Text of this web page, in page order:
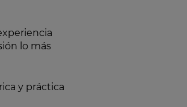
lo más
y práctica